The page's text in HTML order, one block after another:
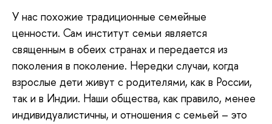
У нас похожие традиционные семейные
ценности. Сам институт семьи является
священным в обеих странах и передается из
поколения в поколение. Нередки случаи, когда
взрослые дети живут с родителями, как в России,
так и в Индии. Наши общества, как правило, менее
индивидуалистичны, и отношения с семьей – это